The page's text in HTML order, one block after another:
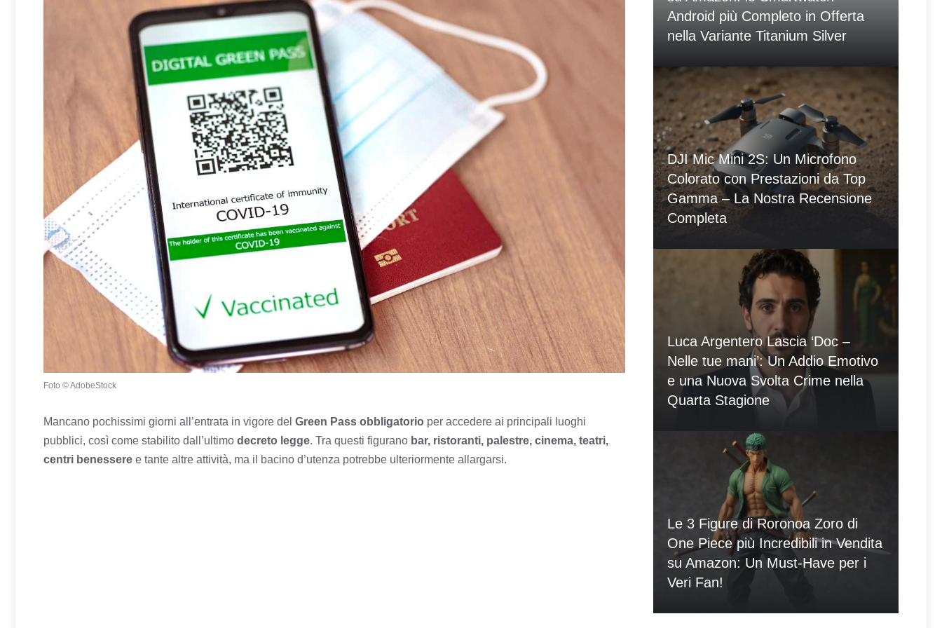
Foto © AdobeStock
Mancano pochissimi giorni all’entrata in vigore del Green Pass obbligatorio per accedere ai principali luoghi
pubblici, così come stabilito dall’ultimo decreto legge. Tra questi figurano bar, ristoranti, palestre, cinema, teatri,
centri benessere e tante altre attività, ma il bacino d’utenza potrebbe ulteriormente allargarsi.
Android più Completo in Offerta
nella Variante Titanium Silver
DJI Mic Mini 2S: Un Microfono
Colorato con Prestazioni da Top
Gamma – La Nostra Recensione
Completa
Luca Argentero Lascia ‘Doc –
Nelle tue mani’: Un Addio Emotivo
e una Nuova Svolta Crime nella
Quarta Stagione
Le 3 Figure di Roronoa Zoro di
One Piece più Incredibili in Vendita
su Amazon: Un Must-Have per i
Veri Fan!